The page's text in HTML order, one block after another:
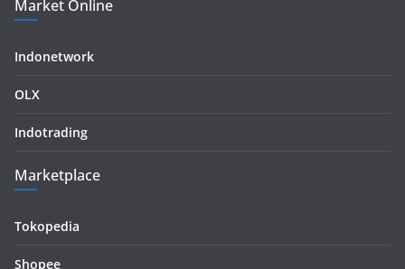
Market Online
Indonetwork
OLX
Indotrading
Marketplace
Tokopedia
Shopee